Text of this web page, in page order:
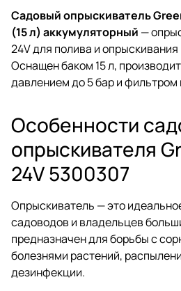
Садовый опрыскиватель
(15 л) аккумуляторный —
24V для полива и
Оснащен баком 15 л,
давлением до 5 бар и фильтром
Особенности
опрыскивателя
24V 5300307
Опрыскиватель — это
садоводов и владельцев
предназначен для борьбы с
болезнями растений,
дезинфекции.